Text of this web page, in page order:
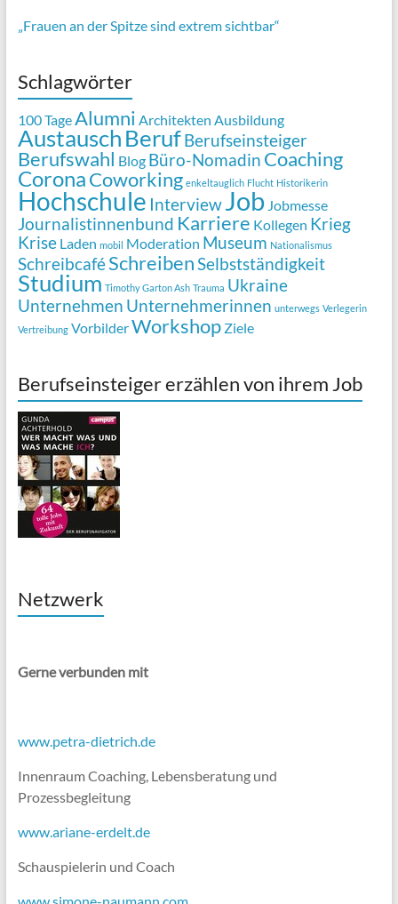
„Frauen an der Spitze sind extrem sichtbar“
Schlagwörter
100 TageAlumni Architekten Ausbildung
AustauschBerufBerufseinsteiger
Berufswahl Blog Büro-Nomadin Coaching
CoronaCoworking enkeltauglich Flucht Historikerin
Hochschule InterviewJob Jobmesse
Journalistinnenbund Karriere Kollegen Krieg
Krise Laden mobil Moderation Museum Nationalismus
SchreibcaféSchreibenSelbstständigkeit
Studium Timothy Garton Ash Trauma Ukraine
Unternehmen Unternehmerinnen unterwegs Verlegerin
Vertreibung VorbilderWorkshop Ziele
Berufseinsteiger erzählen von ihrem Job
Netzwerk
Gerne verbunden mit
www.petra-dietrich.de
Innenraum Coaching, Lebensberatung und
Prozessbegleitung
www.ariane-erdelt.de
Schauspielerin und Coach